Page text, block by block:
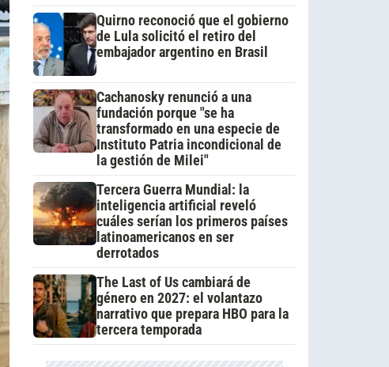
Quirno reconoció que el gobierno
de Lula solicitó el retiro del
embajador argentino en Brasil
Cachanosky renunció a una
fundación porque "se ha
transformado en una especie de
Instituto Patria incondicional de
la gestión de Milei"
Tercera Guerra Mundial: la
inteligencia artificial reveló
cuáles serían los primeros países
latinoamericanos en ser
derrotados
The Last of Us cambiará de
género en 2027: el volantazo
narrativo que prepara HBO para la
tercera temporada